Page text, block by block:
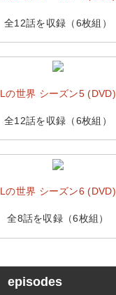
全12話を収録（6枚組）
Lの世界 シーズン5 (DVD)
全12話を収録（6枚組）
Lの世界 シーズン6 (DVD)
全8話を収録（6枚組）
episodes